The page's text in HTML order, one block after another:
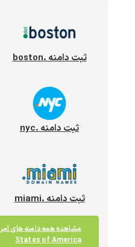
ثبت دامنه .boston
ثبت دامنه .nyc
ثبت دامنه .miami
States of America